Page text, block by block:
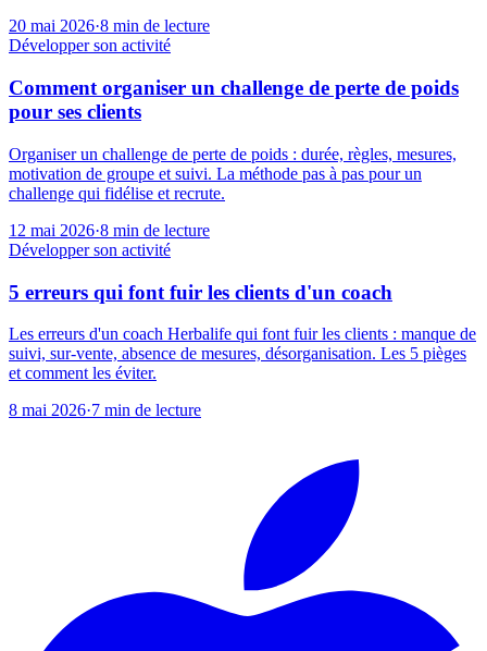
20 mai 2026·8 min de lecture
Développer son activité
Comment organiser un challenge de perte de poids
pour ses clients
Organiser un challenge de perte de poids : durée, règles, mesures,
motivation de groupe et suivi. La méthode pas à pas pour un
challenge qui fidélise et recrute.
12 mai 2026·8 min de lecture
Développer son activité
5 erreurs qui font fuir les clients d'un coach
Les erreurs d'un coach Herbalife qui font fuir les clients : manque de
suivi, sur-vente, absence de mesures, désorganisation. Les 5 pièges
et comment les éviter.
8 mai 2026·7 min de lecture